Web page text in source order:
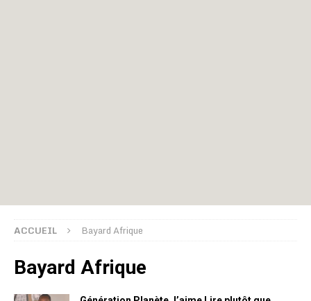
ACCUEIL Bayard Afrique
Bayard Afrique